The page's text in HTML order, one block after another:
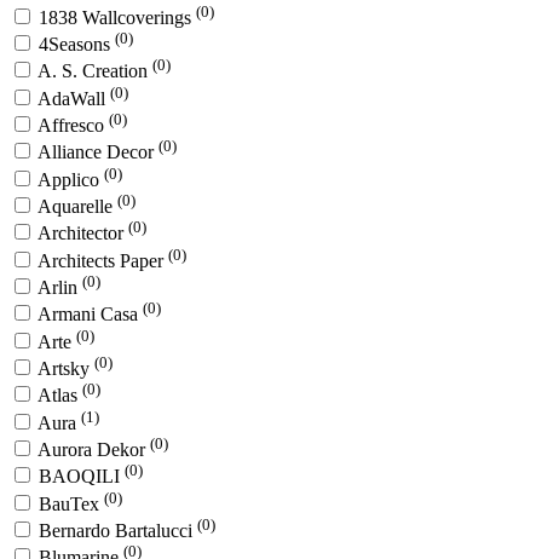
1838 Wallcoverings (0)
4Seasons (0)
A. S. Creation (0)
AdaWall (0)
Affresco (0)
Alliance Decor (0)
Applico (0)
Aquarelle (0)
Architector (0)
Architects Paper (0)
Arlin (0)
Armani Casa (0)
Arte (0)
Artsky (0)
Atlas (0)
Aura (1)
Aurora Dekor (0)
BAOQILI (0)
BauTex (0)
Bernardo Bartalucci (0)
(0)